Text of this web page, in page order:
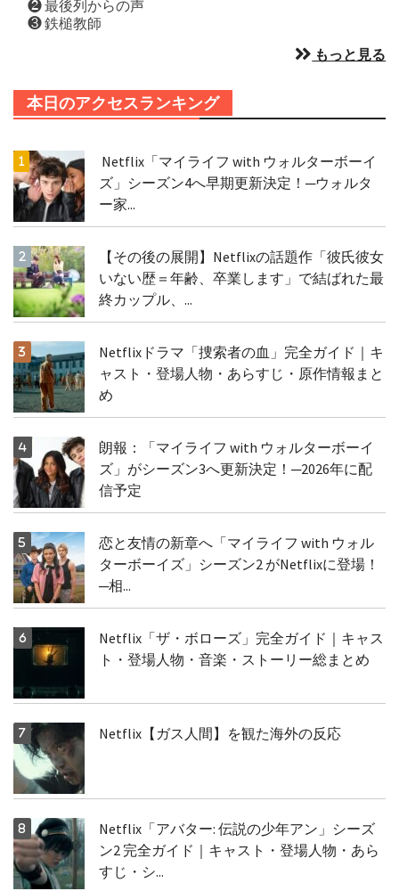
❷ 最後列からの声
❸ 鉄槌教師
もっと見る
本日のアクセスランキング
Netflix「マイライフ with ウォルターボーイ
ズ」シーズン4へ早期更新決定！─ウォルタ
ー家...
【その後の展開】Netflixの話題作「彼氏彼女
いない歴＝年齢、卒業します」で結ばれた最
終カップル、...
Netflixドラマ「捜索者の血」完全ガイド｜キ
ャスト・登場人物・あらすじ・原作情報まと
め
朗報：「マイライフ with ウォルターボーイ
ズ」がシーズン3へ更新決定！─2026年に配
信予定
恋と友情の新章へ「マイライフ with ウォル
ターボーイズ」シーズン2 がNetflixに登場！
─相...
Netflix「ザ・ボローズ」完全ガイド｜キャス
ト・登場人物・音楽・ストーリー総まとめ
Netflix【ガス人間】を観た海外の反応
Netflix「アバター: 伝説の少年アン」シーズ
ン2 完全ガイド｜キャスト・登場人物・あら
すじ・シ...